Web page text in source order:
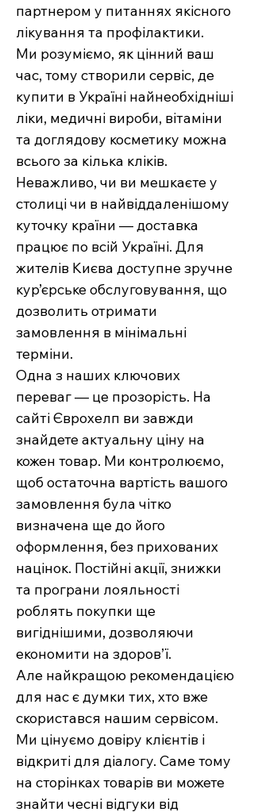
партнером у питаннях якісного
лікування та профілактики.
Ми розуміємо, як цінний ваш
час, тому створили сервіс, де
купити в Україні найнеобхідніші
ліки, медичні вироби, вітаміни
та доглядову косметику можна
всього за кілька кліків.
Неважливо, чи ви мешкаєте у
столиці чи в найвіддаленішому
куточку країни — доставка
працює по всій Україні. Для
жителів Києва доступне зручне
кур’єрське обслуговування, що
дозволить отримати
замовлення в мінімальні
терміни.
Одна з наших ключових
переваг — це прозорість. На
сайті Єврохелп ви завжди
знайдете актуальну ціну на
кожен товар. Ми контролюємо,
щоб остаточна вартість вашого
замовлення була чітко
визначена ще до його
оформлення, без прихованих
націнок. Постійні акції, знижки
та програни лояльності
роблять покупки ще
вигіднішими, дозволяючи
економити на здоров’ї.
Але найкращою рекомендацією
для нас є думки тих, хто вже
скористався нашим сервісом.
Ми цінуємо довіру клієнтів і
відкриті для діалогу. Саме тому
на сторінках товарів ви можете
знайти чесні відгуки від